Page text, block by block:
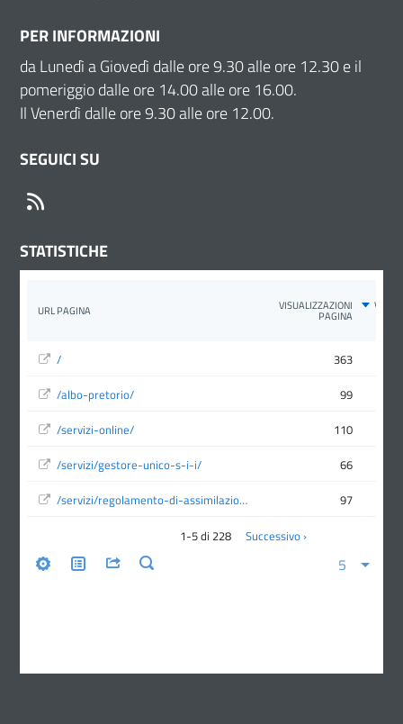
PER INFORMAZIONI
da Lunedì a Giovedì dalle ore 9.30 alle ore 12.30 e il
pomeriggio dalle ore 14.00 alle ore 16.00.
Il Venerdì dalle ore 9.30 alle ore 12.00.
SEGUICI SU
STATISTICHE